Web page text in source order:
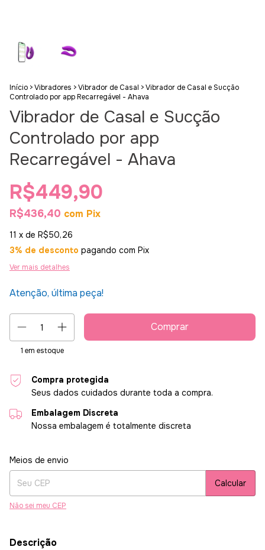
Início >Vibradores >Vibrador de Casal >Vibrador de Casal e Sucção
Controlado por app Recarregável - Ahava
Vibrador de Casal e Sucção
Controlado por app
Recarregável - Ahava
R$449,90
R$436,40 com Pix
11 x de R$50,26
3% de desconto pagando com Pix
Ver mais detalhes
Atenção, última peça!
1 em estoque
Compra protegida
Seus dados cuidados durante toda a compra.
Embalagem Discreta
Nossa embalagem é totalmente discreta
Entregas para o CEP:
Meios de envio
Calcular
Não sei meu CEP
Descrição